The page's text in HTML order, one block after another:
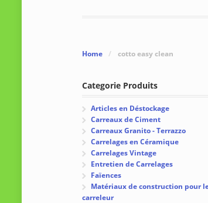
Home / cotto easy clean
Categorie Produits
Articles en Déstockage
Carreaux de Ciment
Carreaux Granito - Terrazzo
Carrelages en Céramique
Carrelages Vintage
Entretien de Carrelages
Faïences
Matériaux de construction pour
carreleur